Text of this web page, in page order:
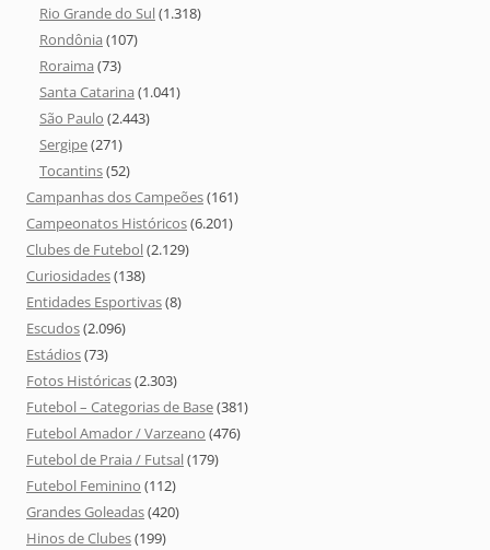
Rio Grande do Sul(1.318)
Rondônia (107)
Roraima (73)
Santa Catarina (1.041)
São Paulo (2.443)
Sergipe(271)
Tocantins(52)
Campanhas dos Campeões(161)
Campeonatos Históricos(6.201)
Clubes de Futebol(2.129)
Curiosidades(138)
Entidades Esportivas(8)
Escudos(2.096)
Estádios(73)
Fotos Históricas(2.303)
Futebol – Categorias de Base(381)
Futebol Amador / Varzeano (476)
Futebol de Praia / Futsal(179)
Futebol Feminino (112)
Grandes Goleadas(420)
Hinos de Clubes(199)